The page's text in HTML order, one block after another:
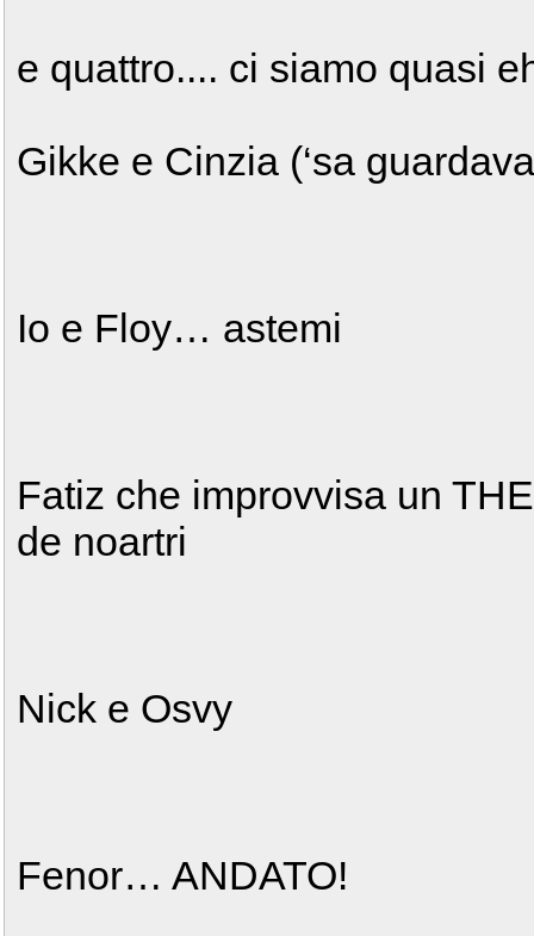
e quattro.... ci siamo quasi
Gikke e Cinzia (‘sa
Io e Floy… astemi
Fatiz che improvvisa un
de noartri
Nick e Osvy
Fenor… ANDATO!